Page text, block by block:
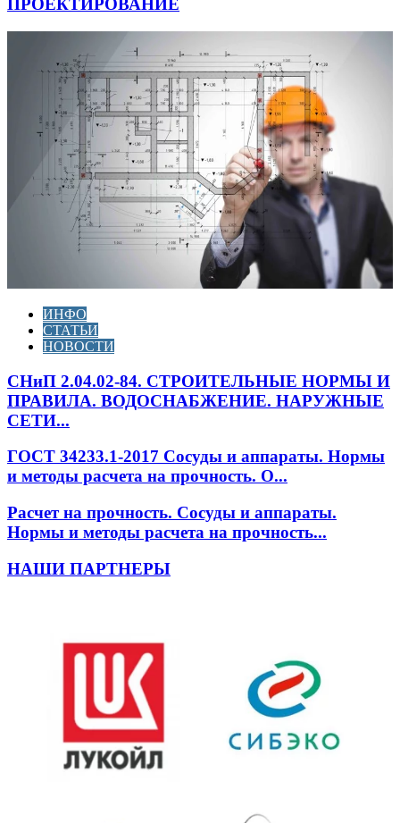
ПРОЕКТИРОВАНИЕ
ИНФО
СТАТЬИ
НОВОСТИ
СНиП 2.04.02-84. СТРОИТЕЛЬНЫЕ НОРМЫ И
ПРАВИЛА. ВОДОСНАБЖЕНИЕ. НАРУЖНЫЕ
СЕТИ...
ГОСТ 34233.1-2017 Сосуды и аппараты. Нормы
и методы расчета на прочность. О...
Расчет на прочность. Сосуды и аппараты.
Нормы и методы расчета на прочность...
НАШИ ПАРТНЕРЫ